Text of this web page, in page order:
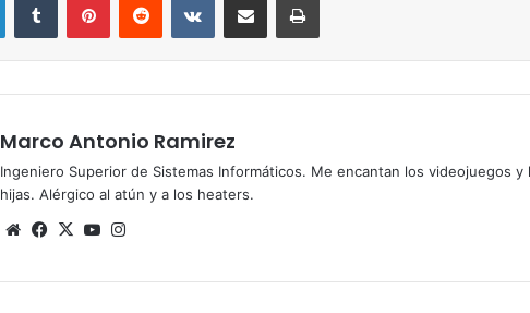
Marco Antonio Ramirez
Ingeniero Superior de Sistemas Informáticos. Me encantan los videojuegos
hijas. Alérgico al atún y a los heaters.
Siti
we
Fa
bo
X
Yo
ub ra